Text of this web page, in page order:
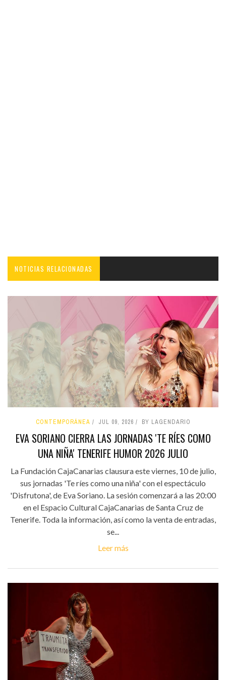
NOTICIAS RELACIONADAS
CONTEMPORÁNEA JUL 09, 2026 BY LAGENDARIO
EVA SORIANO CIERRA LAS JORNADAS 'TE RÍES COMO
UNA NIÑA' TENERIFE HUMOR 2026 JULIO
La Fundación CajaCanarias clausura este viernes, 10 de julio,
sus jornadas 'Te ríes como una niña' con el espectáculo
'Disfrutona', de Eva Soriano. La sesión comenzará a las 20:00
en el Espacio Cultural CajaCanarias de Santa Cruz de
Tenerife. Toda la información, así como la venta de entradas,
se...
Leer más